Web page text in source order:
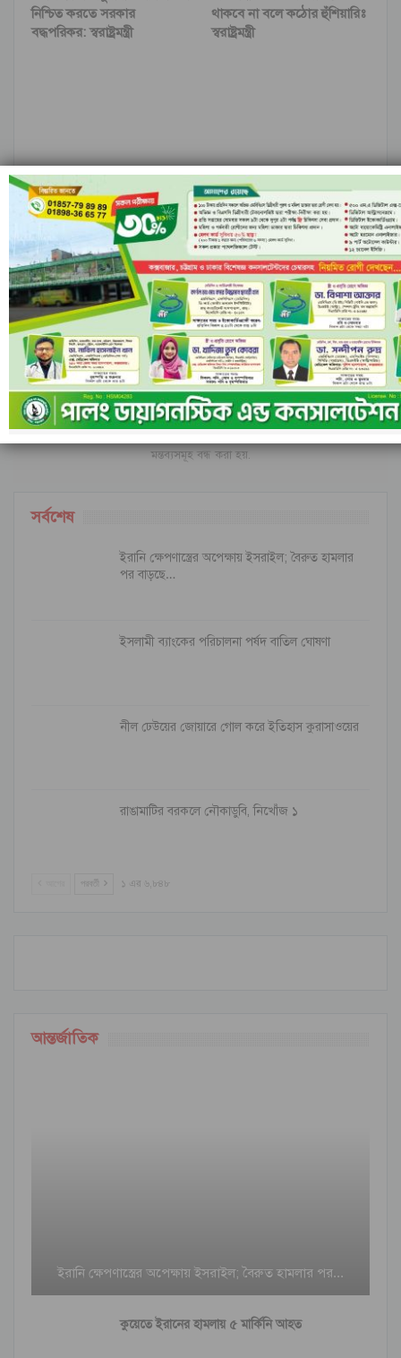
নিশ্চিত করতে সরকার
বদ্ধপরিকর: স্বরাষ্ট্রমন্ত্রী
থাকবে না বলে কঠোর হুঁশিয়ারিঃ
স্বরাষ্ট্রমন্ত্রী
কক্সবাজারে জনসমুদ্র, ভ্রমণ
পিপাসুদের আনন্দ উচ্ছ্বাস
শহীদ জিয়ার আদর্শে উদ্বুদ্ধ হয়ে
ছাত্র-গণঅভ্যুত্থানের আকাঙ্ক্ষার
বাংলাদেশ বিনির্মাণ…
আগের পরবর্তী
মন্তব্য
ফেসবুক-এ মন্তব্য করুন
মন্তব্যসমূহ বন্ধ করা হয়.
সর্বশেষ
ইরানি ক্ষেপণাস্ত্রের অপেক্ষায় ইসরাইল; বৈরুত হামলার
পর বাড়ছে…
ইসলামী ব্যাংকের পরিচালনা পর্ষদ বাতিল ঘোষণা
নীল ঢেউয়ের জোয়ারে গোল করে ইতিহাস কুরাসাওয়ের
রাঙামাটির বরকলে নৌকাডুবি, নিখোঁজ ১
পরবর্তী ১ এর ৬,৮৪৮
আন্তর্জাতিক
ইরানি ক্ষেপণাস্ত্রের অপেক্ষায় ইসরাইল; বৈরুত হামলার পর…
কুয়েতে ইরানের হামলায় ৫ মার্কিনি আহত